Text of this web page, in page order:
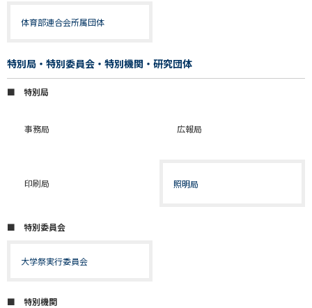
体育部連合会所属団体
特別局・特別委員会・特別機関・研究団体
■ 特別局
事務局 広報局
印刷局 照明局
■ 特別委員会
大学祭実行委員会
■ 特別機関